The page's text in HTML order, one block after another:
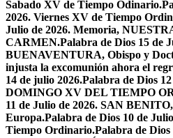
Sabado XV de Tiempo Odinario.
2026. Viernes XV de Tiempo
Julio de 2026. Memoria,
CARMEN.Palabra de Dios 15 de
BUENAVENTURA, Obispo y
injusta la excomunión ahora el
14 de julio 2026.Palabra de Dios
DOMINGO XV DEL TIEMPO
11 de Julio de 2026. SAN
Europa.Palabra de Dios 10 de
Tiempo Ordinario.Palabra de Dios